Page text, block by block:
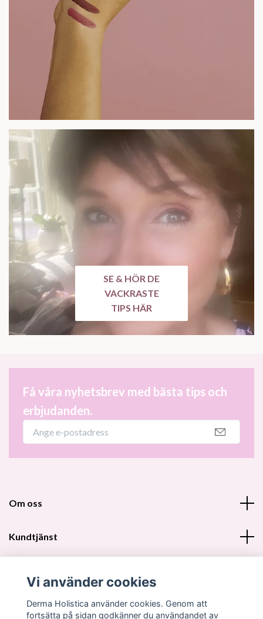
SE & HÖR DE
VACKRASTE
TIPS HÄR
Få våra nyhetsbrev med bästa tips och
erbjudanden.
Om oss
Kundtjänst
Sociala medier
Vi använder cookies
Derma Holistica använder cookies. Genom att
fortsätta på sidan godkänner du användandet av